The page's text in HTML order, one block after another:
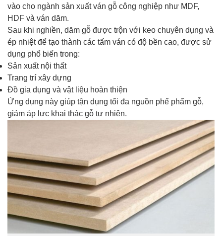
vào cho ngành sản xuất ván gỗ công nghiệp như MDF,
HDF và ván dăm.
Sau khi nghiền, dăm gỗ được trộn với keo chuyên dụng và
ép nhiệt để tạo thành các tấm ván có độ bền cao, được sử
dụng phổ biến trong:
Sản xuất nội thất
Trang trí xây dựng
Đồ gia dụng và vật liệu hoàn thiện
Ứng dụng này giúp tận dụng tối đa nguồn phế phẩm gỗ,
giảm áp lực khai thác gỗ tự nhiên.